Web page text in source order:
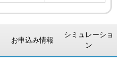
お申込み情報
シミュレーショ
ン